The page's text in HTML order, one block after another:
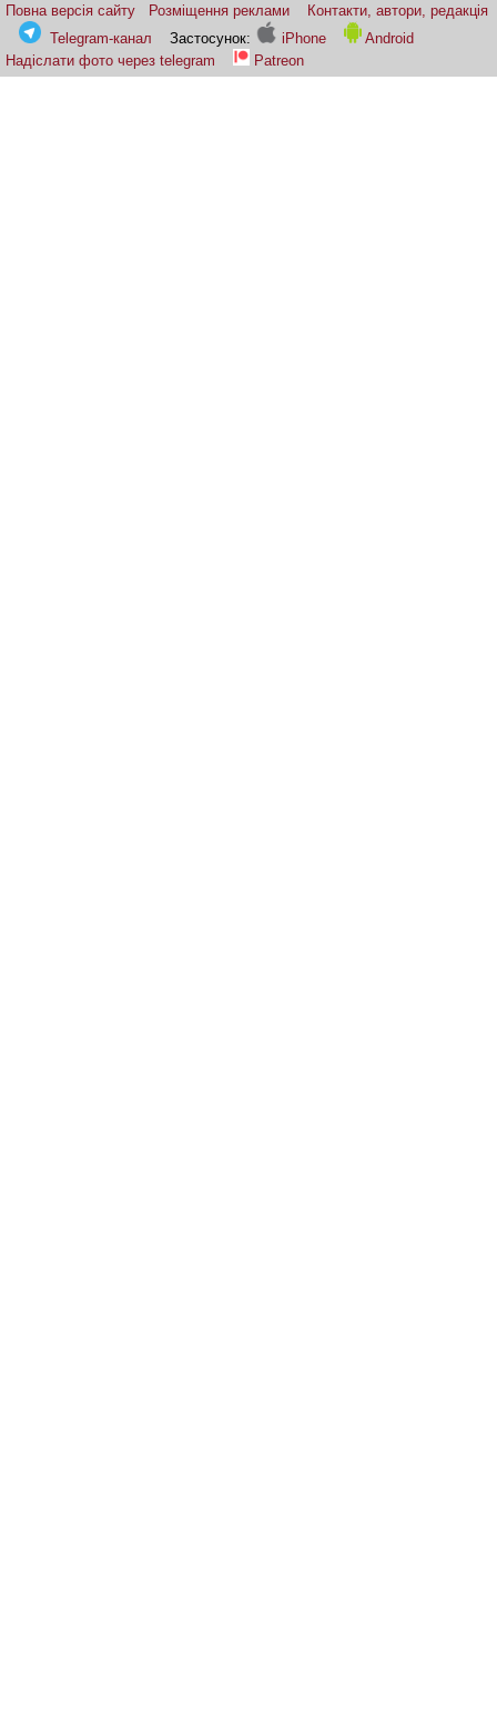
Повна версія сайту Розміщення реклами
Контакти, автори, редакція
Telegram-канал
Застосунок: iPhone
Android
Надіслати фото через telegram
Patreon